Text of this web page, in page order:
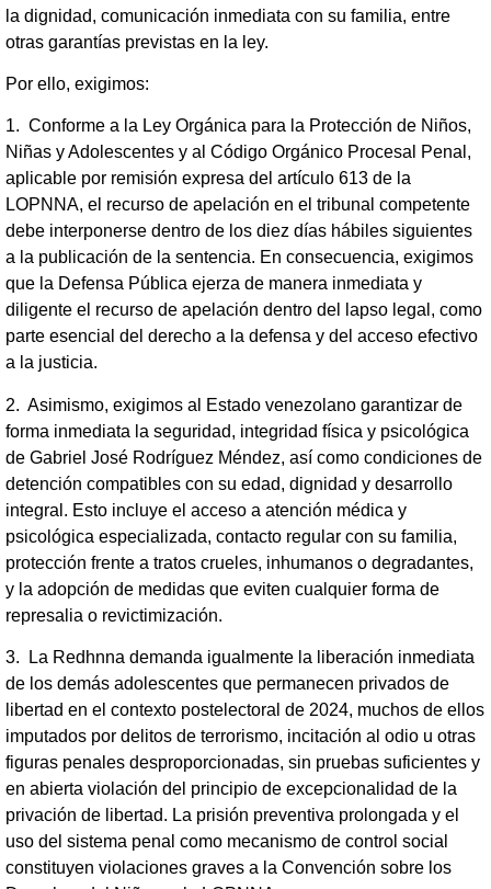
la dignidad, comunicación inmediata con su familia, entre
otras garantías previstas en la ley.
Por ello, exigimos:
1. Conforme a la Ley Orgánica para la Protección de Niños,
Niñas y Adolescentes y al Código Orgánico Procesal Penal,
aplicable por remisión expresa del artículo 613 de la
LOPNNA, el recurso de apelación en el tribunal competente
debe interponerse dentro de los diez días hábiles siguientes
a la publicación de la sentencia. En consecuencia, exigimos
que la Defensa Pública ejerza de manera inmediata y
diligente el recurso de apelación dentro del lapso legal, como
parte esencial del derecho a la defensa y del acceso efectivo
a la justicia.
2. Asimismo, exigimos al Estado venezolano garantizar de
forma inmediata la seguridad, integridad física y psicológica
de Gabriel José Rodríguez Méndez, así como condiciones de
detención compatibles con su edad, dignidad y desarrollo
integral. Esto incluye el acceso a atención médica y
psicológica especializada, contacto regular con su familia,
protección frente a tratos crueles, inhumanos o degradantes,
y la adopción de medidas que eviten cualquier forma de
represalia o revictimización.
3. La Redhnna demanda igualmente la liberación inmediata
de los demás adolescentes que permanecen privados de
libertad en el contexto postelectoral de 2024, muchos de ellos
imputados por delitos de terrorismo, incitación al odio u otras
figuras penales desproporcionadas, sin pruebas suficientes y
en abierta violación del principio de excepcionalidad de la
privación de libertad. La prisión preventiva prolongada y el
uso del sistema penal como mecanismo de control social
constituyen violaciones graves a la Convención sobre los